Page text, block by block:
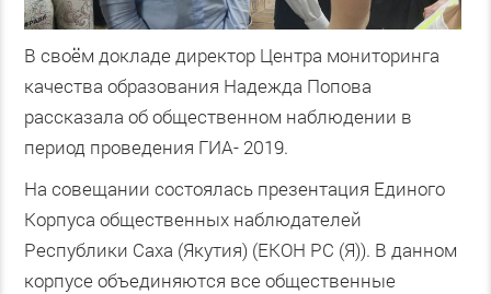
В своём докладе директор Центра мониторинга
качества образования Надежда Попова
рассказала об общественном наблюдении в
период проведения ГИА- 2019.
На совещании состоялась презентация Единого
Корпуса общественных наблюдателей
Республики Саха (Якутия) (ЕКОН РС (Я)). В данном
корпусе объединяются все общественные